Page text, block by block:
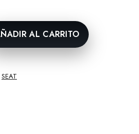
ruedas cantidad
AL CARRITO
SEAT